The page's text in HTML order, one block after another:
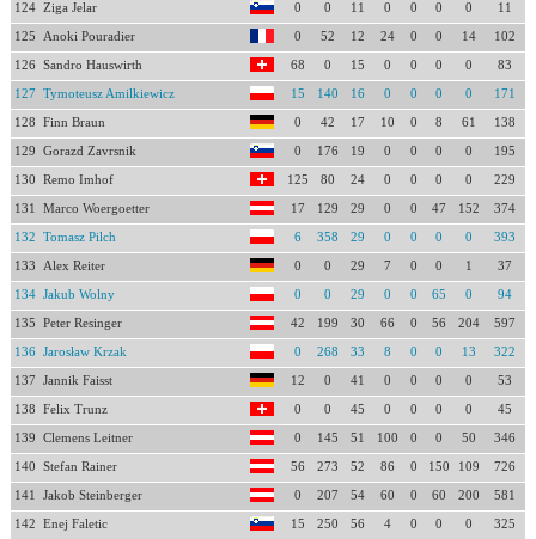
124 Ziga Jelar 0 0 11 0 0 0 0 11
125 Anoki Pouradier 0 52 12 24 0 0 14 102
126 Sandro Hauswirth 68 0 15 0 0 0 0 83
127 Tymoteusz Amilkiewicz 15 140 16 0 0 0 0 171
128 Finn Braun 0 42 17 10 0 8 61 138
129 Gorazd Zavrsnik 0 176 19 0 0 0 0 195
130 Remo Imhof 125 80 24 0 0 0 0 229
131 Marco Woergoetter 17 129 29 0 0 47 152 374
132 Tomasz Pilch 6 358 29 0 0 0 0 393
133 Alex Reiter 0 0 29 7 0 0 1 37
134 Jakub Wolny 0 0 29 0 0 65 0 94
135 Peter Resinger 42 199 30 66 0 56 204 597
136 Jarosław Krzak 0 268 33 8 0 0 13 322
137 Jannik Faisst 12 0 41 0 0 0 0 53
138 Felix Trunz 0 0 45 0 0 0 0 45
139 Clemens Leitner 0 145 51 100 0 0 50 346
140 Stefan Rainer 56 273 52 86 0 150 109 726
141 Jakob Steinberger 0 207 54 60 0 60 200 581
142 Enej Faletic 15 250 56 4 0 0 0 325